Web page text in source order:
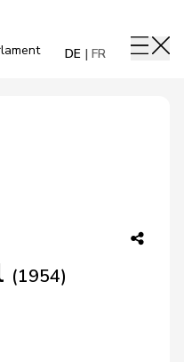
DE FR
(1954)